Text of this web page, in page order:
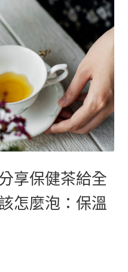
享保健茶給全
怎麼泡：保溫